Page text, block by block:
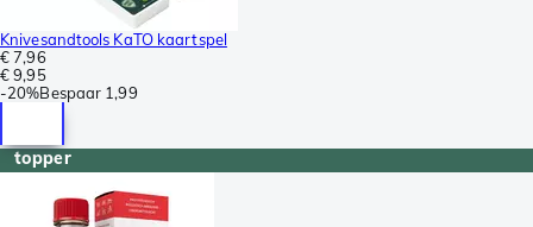
Knivesandtools KaTO kaartspel
€ 7,96
€ 9,95
-20%Bespaar 1,99
topper